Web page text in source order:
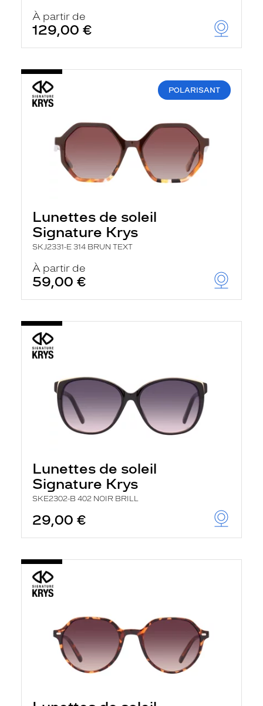
À partir de
129,00 €
POLARISANT
Lunettes de soleil
Signature Krys
SKJ2331-E 314 BRUN TEXT
À partir de
59,00 €
Lunettes de soleil
Signature Krys
SKE2302-B 402 NOIR BRILL
29,00 €